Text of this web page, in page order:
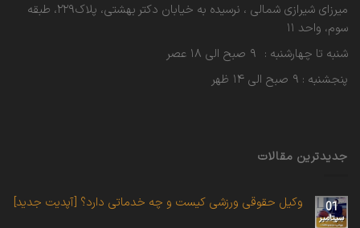
میرزای شیرازی شمالی ، نرسیده به خیابان دکتر بهشتی، پلاک۲۲۹، طبقه
سوم، واحد ۱۱
شنبه تا چهارشنبه : ۹ صبح الی ۱۸ عصر
پنجشنبه : ۹ صبح الی ۱۴ ظهر
جدیدترین مقالات
01
سپتامبر
وکیل حقوقی ورزشی کیست و چه خدماتی دارد؟ [آپدیت جدید]